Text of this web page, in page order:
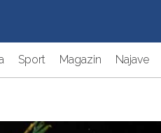
Sport Magazin Najave